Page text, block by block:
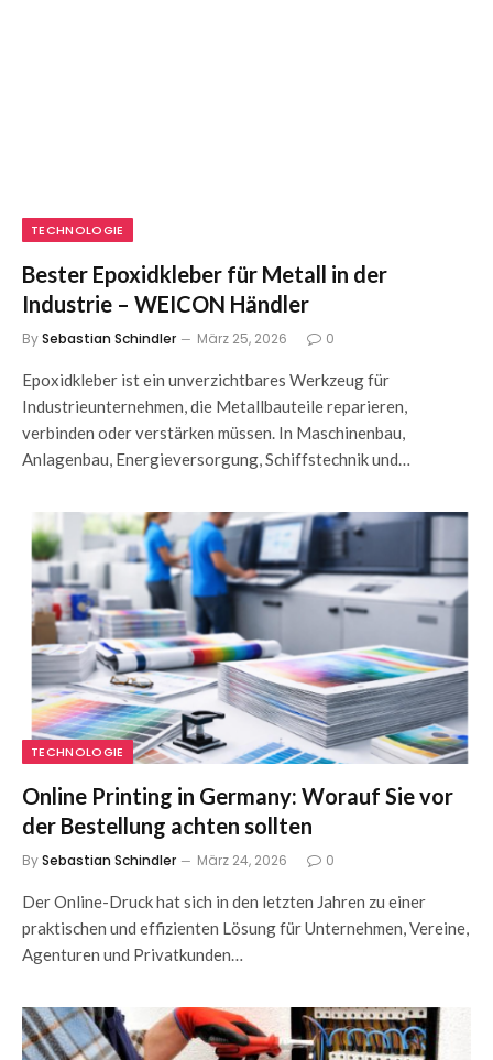
TECHNOLOGIE
Bester Epoxidkleber für Metall in der
Industrie – WEICON Händler
BySebastian Schindler März 25, 2026 0
Epoxidkleber ist ein unverzichtbares Werkzeug für
Industrieunternehmen, die Metallbauteile reparieren,
verbinden oder verstärken müssen. In Maschinenbau,
Anlagenbau, Energieversorgung, Schiffstechnik und…
TECHNOLOGIE
Online Printing in Germany: Worauf Sie vor
der Bestellung achten sollten
BySebastian Schindler März 24, 2026 0
Der Online-Druck hat sich in den letzten Jahren zu einer
praktischen und effizienten Lösung für Unternehmen, Vereine,
Agenturen und Privatkunden…